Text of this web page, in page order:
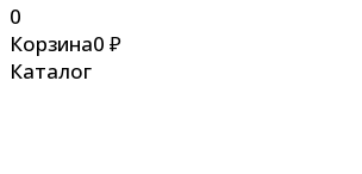
0
Корзина0 ₽
Каталог